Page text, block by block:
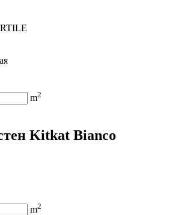
m2
Kitkat Bianco
m2